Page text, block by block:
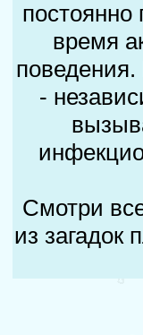
постоянно
время
-
Смотри
из загадок